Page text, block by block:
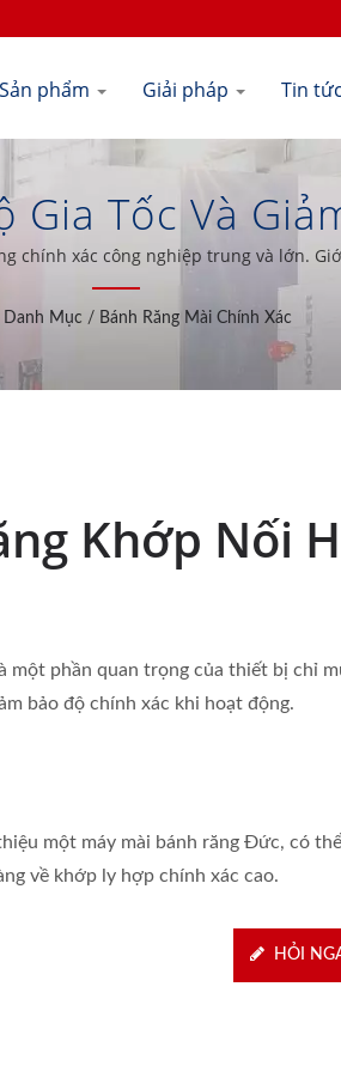
Sản phẩm Giải pháp Tin tức
Tốc Và
Shiuh Cheng
chính xác công nghiệp trung và lớn.
trên thế giới.
Danh Mục / Bánh Răng Mài Chính Xác
Khớp Nối
một phần quan trọng của thiết bị chỉ
bảo độ chính xác khi hoạt động.
một máy mài bánh răng Đức, có
về khớp ly hợp chính xác cao.
HỎI